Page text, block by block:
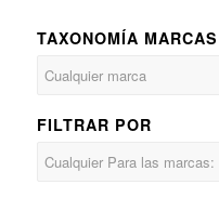
TAXONOMÍA
FILTRAR POR